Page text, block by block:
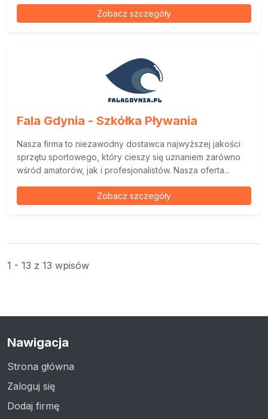
Zobacz szczegóły
Fala Gdynia - Szkółka Pływania
Nasza firma to niezawodny dostawca najwyższej jakości
sprzętu sportowego, który cieszy się uznaniem zarówno
wśród amatorów, jak i profesjonalistów. Nasza oferta...
Zobacz szczegóły
1 - 13 z 13 wpisów
Nawigacja
Strona główna
Zaloguj się
Dodaj firmę